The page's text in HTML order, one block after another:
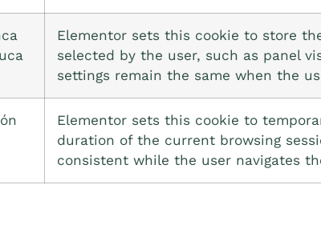
Elementor sets this cookie to store
selected by the user, such as panel
settings remain the same when the
Elementor sets this cookie to
duration of the current browsing
consistent while the user navigates